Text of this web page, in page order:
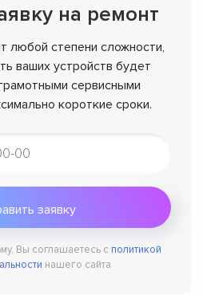
на ремонт
любой степени сложности,
ваших устройств будет
сервисными
короткие сроки.
Вы соглашаетесь с политикой
нашего сайта